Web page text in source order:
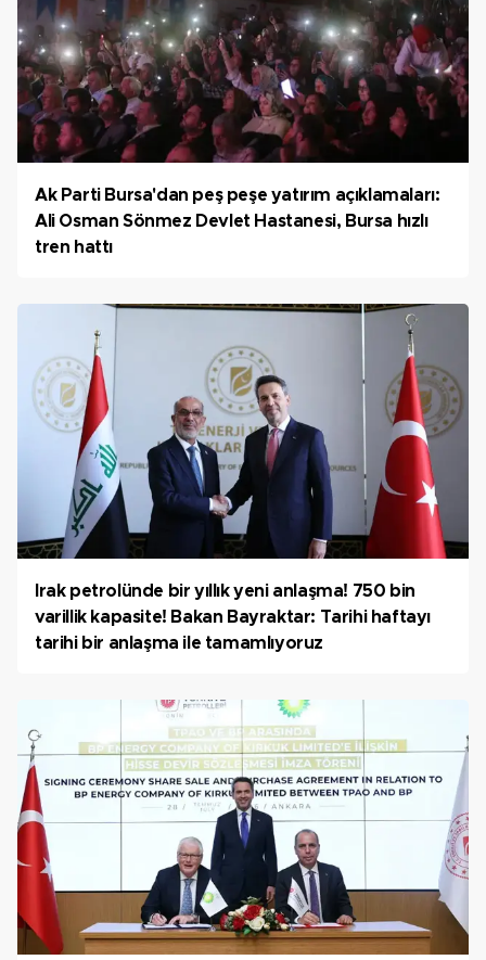
Ak Parti Bursa'dan peş peşe yatırım açıklamaları:
Ali Osman Sönmez Devlet Hastanesi, Bursa hızlı
tren hattı
Irak petrolünde bir yıllık yeni anlaşma! 750 bin
varillik kapasite! Bakan Bayraktar: Tarihi haftayı
tarihi bir anlaşma ile tamamlıyoruz